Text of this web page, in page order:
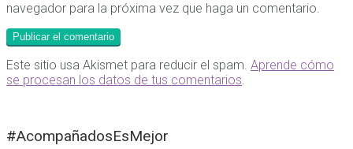
navegador para la próxima vez que haga un comentario.
Este sitio usa Akismet para reducir el spam. Aprende cómo
se procesan los datos de tus comentarios
#AcompañadosEsMejor